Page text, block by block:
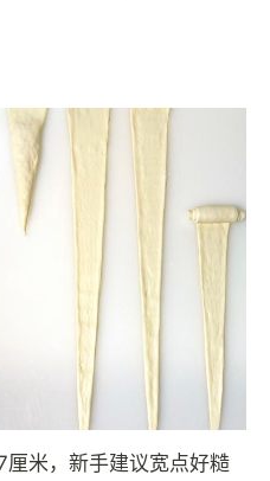
米，新手建议宽点好糙